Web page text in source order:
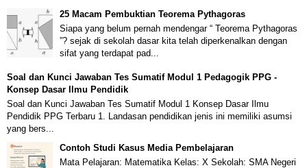
25 Macam Pembuktian Teorema Pythagoras
Siapa yang belum pernah mendengar “ Teorema Pythagoras
”? sejak di sekolah dasar kita telah diperkenalkan dengan
sifat yang terdapat pad...
Soal dan Kunci Jawaban Tes Sumatif Modul 1 Pedagogik PPG -
Konsep Dasar Ilmu Pendidik
Soal dan Kunci Jawaban Tes Sumatif Modul 1 Konsep Dasar Ilmu
Pendidik PPG Terbaru 1. Landasan pendidikan jenis ini memiliki asumsi
yang bers...
Contoh Studi Kasus Media Pembelajaran
Mata Pelajaran: Matematika Kelas: X Sekolah: SMA Negeri